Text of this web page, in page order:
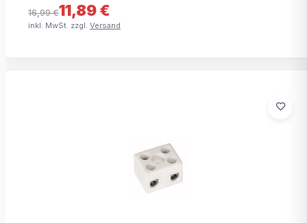
16,99 €11,89 €
inkl. MwSt. zzgl. Versand